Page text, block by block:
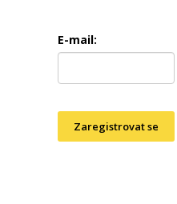
E-mail:
Zaregistrovat se